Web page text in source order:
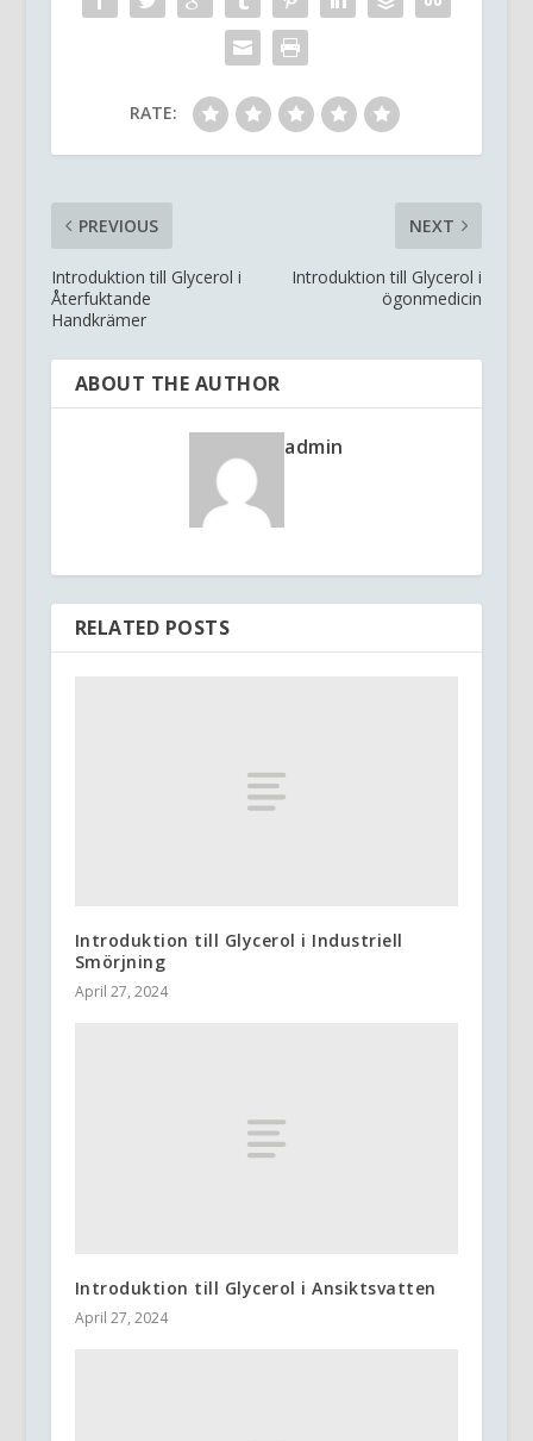
RATE:
PREVIOUS
Introduktion till Glycerol i
Återfuktande
Handkrämer
NEXT
Introduktion till Glycerol i
ögonmedicin
ABOUT THE AUTHOR
admin
RELATED POSTS
Introduktion till Glycerol i Industriell
Smörjning
April 27, 2024
Introduktion till Glycerol i Ansiktsvatten
April 27, 2024